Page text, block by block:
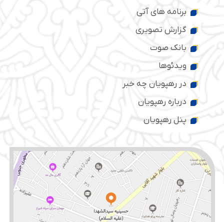
برنامه های آتی
گزارش تصویری
بانک صوت
ویدئوها
در رهپویان چه خبر
درباره رهپویان
پنل رهپویان